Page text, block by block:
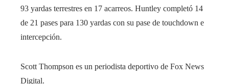
93 yardas terrestres en 17 acarreos. Huntley completó 14
de 21 pases para 130 yardas con su pase de touchdown e
intercepción.
Scott Thompson es un periodista deportivo de Fox News
Digital.